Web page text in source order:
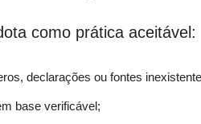
como prática aceitável:
declarações ou fontes
base verificável;